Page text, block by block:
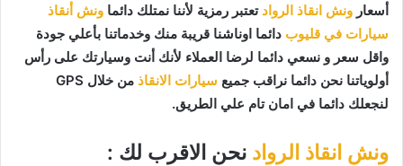
أسعار ونش انقاذ الرواد تعتبر رمزية لأننا نمتلك دائما ونش أنقاذ
سيارات في قليوب دائما اوناشنا قريبة منك وخدماتنا بأعلي جودة
واقل سعر و نسعي دائما لرضا العملاء لأنك أنت وسيارتك على رأس
أولوياتنا نحن دائما نراقب جميع سيارات الانقاذ
من خلال GPS
لنجعلك دائما في امان تام علي الطريق.
ونش انقاذ الرواد نحن الاقرب لك :